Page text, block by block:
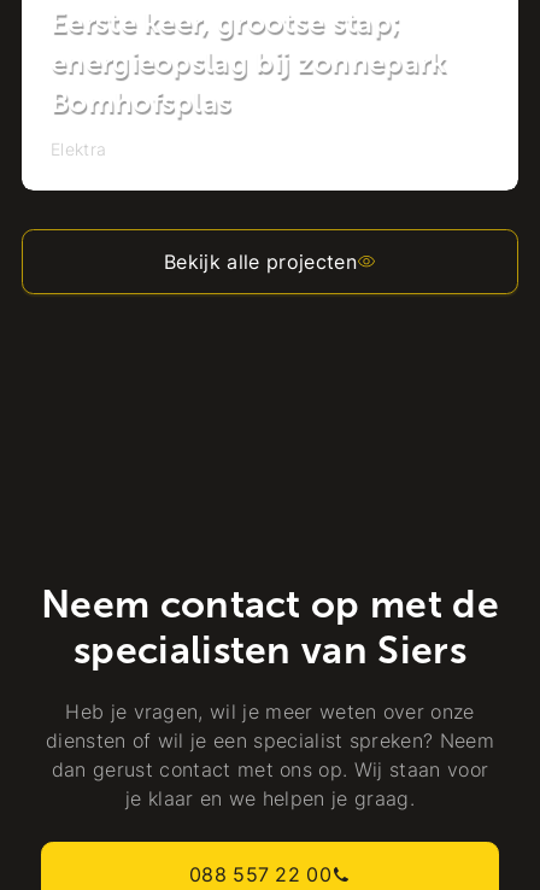
Eerste keer, grootse stap;
energieopslag bij zonnepark
Bomhofsplas
Elektra
Bekijk alle projecten
Neem contact op met de
specialisten van Siers
Heb je vragen, wil je meer weten over onze
diensten of wil je een specialist spreken? Neem
dan gerust contact met ons op. Wij staan voor
je klaar en we helpen je graag.
088 557 22 00